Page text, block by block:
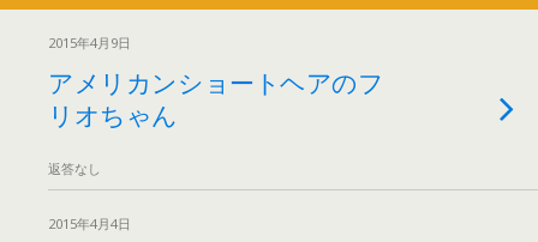
2015年4月9日
アメリカンショートヘアのフ
リオちゃん
返答なし
2015年4月4日